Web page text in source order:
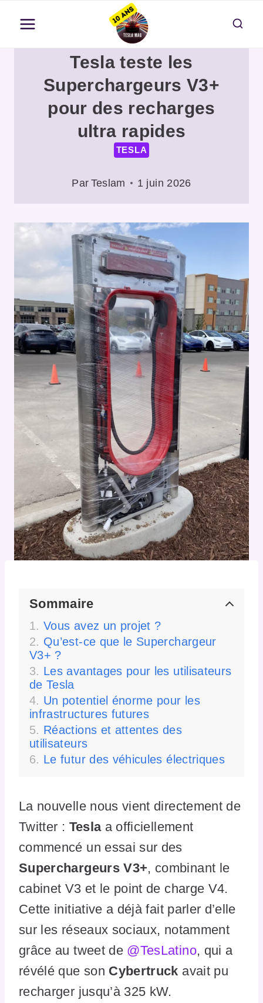
contenu
Tesla teste les
Superchargeurs V3+
pour des recharges
ultra rapides
TESLA
Par Teslam 1 juin 2026
Sommaire
Vous avez un projet ?
Qu’est-ce que le Superchargeur
V3+ ?
Les avantages pour les utilisateurs
de Tesla
Un potentiel énorme pour les
infrastructures futures
Réactions et attentes des
utilisateurs
Le futur des véhicules électriques
La nouvelle nous vient directement de
Twitter : Teslaa officiellement
commencé un essai sur des
Superchargeurs V3+, combinant le
cabinet V3 et le point de charge V4.
Cette initiative a déjà fait parler d’elle
sur les réseaux sociaux, notamment
grâce au tweet de @TesLatino, qui a
révélé que son Cybertruck avait pu
recharger jusqu’à 325 kW.